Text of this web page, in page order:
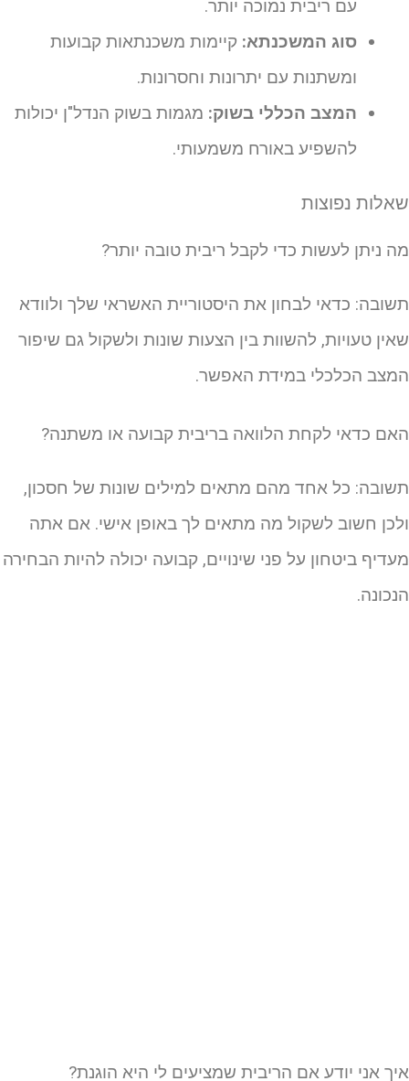
עם ריבית נמוכה יותר.
סוג המשכנתא:קיימות משכנתאות קבועות
ומשתנות עם יתרונות וחסרונות.
המצב הכללי בשוק:מגמות בשוק הנדל"ן יכולות
להשפיע באורח משמעותי.
נפוצות
ניתן לעשות כדי לקבל ריבית טובה יותר?
כדאי לבחון את היסטוריית האשראי שלך ולוודא
טעויות, להשוות בין הצעות שונות ולשקול גם שיפור
הכלכלי במידת האפשר.
כדאי לקחת הלוואה בריבית קבועה או משתנה?
כל אחד מהם מתאים למילים שונות של חסכון,
חשוב לשקול מה מתאים לך באופן אישי. אם אתה
ביטחון על פני שינויים, קבועה יכולה להיות הבחירה
אני יודע אם הריבית שמציעים לי היא הוגנת?